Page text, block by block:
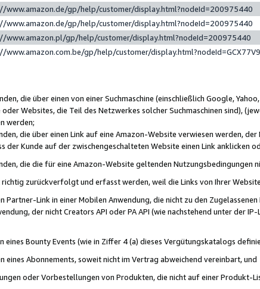
www.amazon.de/gp/help/customer/display.html?nodeId=200975440
www.amazon.de/gp/help/customer/display.html?nodeId=200975440
www.amazon.pl/gp/help/customer/display.html?nodeId=200975440
www.amazon.com.be/gp/help/customer/
die über einen von einer Suchmaschine (einschließlich Google,
Websites, die Teil des Netzwerkes solcher Suchmaschinen sind),
werden;
die über einen Link auf eine Amazon-Website verwiesen werden,
der Kunde auf der zwischengeschalteten Website einen Link anklicken
die die für eine Amazon-Website geltenden Nutzungsbedingungen
zurückverfolgt und erfasst werden, weil die Links von Ihrer
Partner-Link in einer Mobilen Anwendung, die nicht zu den
der nicht Creators API oder PA API (wie nachstehend unter der
eines Bounty Events (wie in Ziffer 4 (a) dieses Vergütungskatalogs
eines Abonnements, soweit nicht im Vertrag abweichend vereinbart, und
oder Vorbestellungen von Produkten, die nicht auf einer Produkt-